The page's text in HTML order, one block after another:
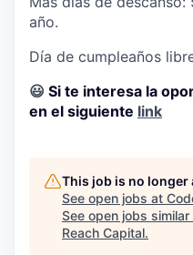
año.
Día de cumpleaños
😃 Si te interesa la
en el siguiente link
This job is no
See open jobs at
See open jobs similar
Reach Capital.